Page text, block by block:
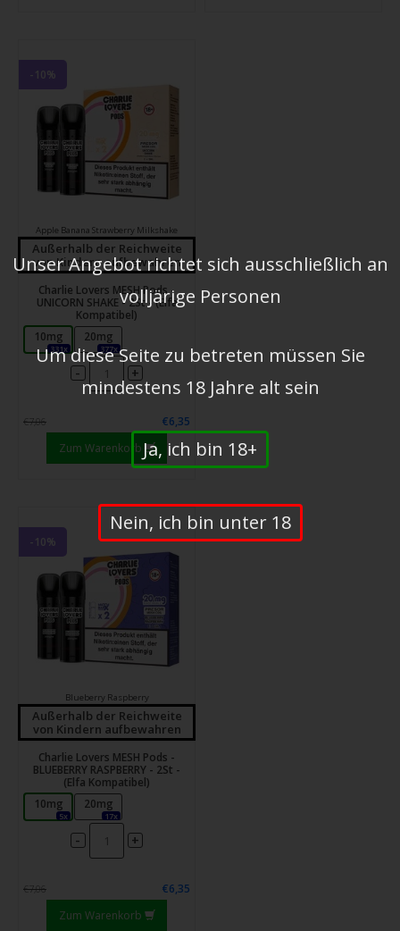
-10%
Apple Banana Strawberry Milkshake
Außerhalb der Reichweite
von Kindern aufbewahren
Charlie Lovers MESH Pods -
UNICORN SHAKE - 2St - (Elfa
Kompatibel)
10mg
331x
20mg
377x
- +
€7,06
€6,35
Zum Warenkorb
-10%
Blueberry Raspberry
Außerhalb der Reichweite
von Kindern aufbewahren
Charlie Lovers MESH Pods -
BLUEBERRY RASPBERRY - 2St -
(Elfa Kompatibel)
10mg
5x
20mg
17x
- +
€7,06
€6,35
Zum Warenkorb
Unser Angebot richtet sich ausschließlich an
volljärige Personen
Um diese Seite zu betreten müssen Sie
mindestens 18 Jahre alt sein
Ja, ich bin 18+
Nein, ich bin unter 18